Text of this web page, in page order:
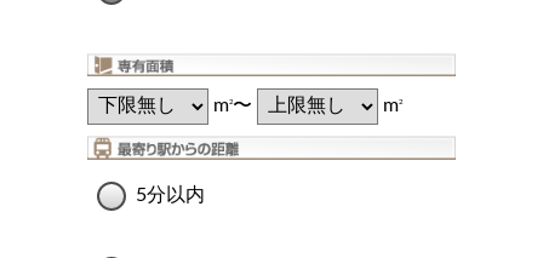
m2〜 m2
5分以内